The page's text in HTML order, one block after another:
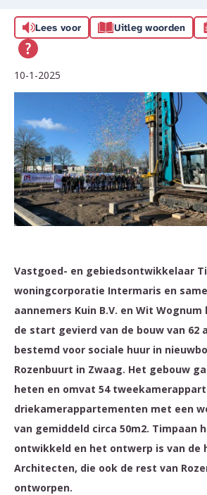
Lees voor Uitleg woorden
10-1-2025
Vastgoed- en gebiedsontwikkelaar
woningcorporatie Intermaris en
aannemers Kuin B.V. en Wit
de start gevierd van de bouw van 62
bestemd voor sociale huur in
Rozenbuurt in Zwaag. Het gebouw
heten en omvat 54
driekamerappartementen met een
van gemiddeld circa 50m2. Timpaan
ontwikkeld en het ontwerp is van de
Architecten, die ook de rest van
ontworpen.